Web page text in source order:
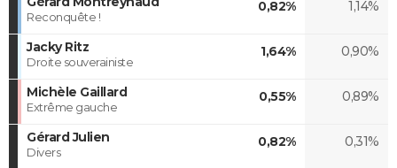
Reconquête !
0,82% 1,14%
Jacky Ritz
Droite souverainiste
1,64% 0,90%
Michèle Gaillard
Extrême gauche
0,55% 0,89%
Gérard Julien
Divers
0,82% 0,31%